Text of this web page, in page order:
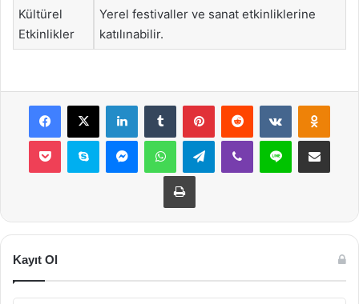
Kültürel
Etkinlikler
Yerel festivaller ve sanat etkinliklerine
katılınabilir.
Facebook
X LinkedInTumblr PinterestReddit VKontakte
Pocket Skype MessengerWhatsAppTelegramViber Line E-Posta ile
Yazdır
Kayıt Ol